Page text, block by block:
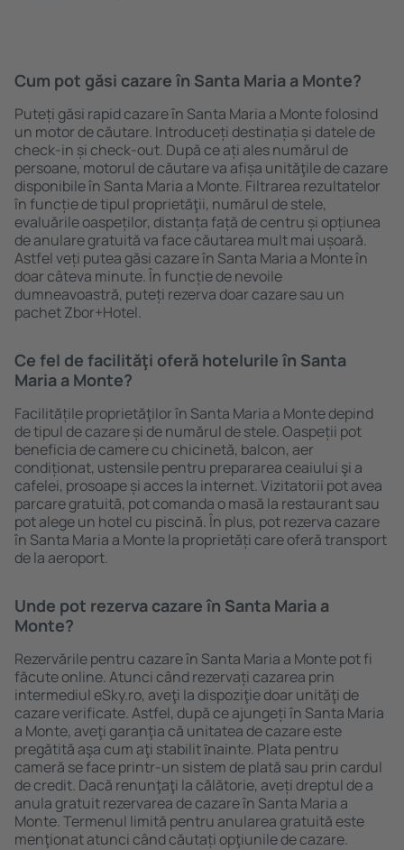
Cum pot găsi cazare în Santa Maria a Monte?
Puteți găsi rapid cazare în Santa Maria a Monte folosind
un motor de căutare. Introduceți destinația și datele de
check-in și check-out. După ce ați ales numărul de
persoane, motorul de căutare va afișa unităţile de cazare
disponibile în Santa Maria a Monte. Filtrarea rezultatelor
în funcție de tipul proprietăţii, numărul de stele,
evaluările oaspeților, distanța față de centru și opțiunea
de anulare gratuită va face căutarea mult mai ușoară.
Astfel veți putea găsi cazare în Santa Maria a Monte în
doar câteva minute. În funcție de nevoile
dumneavoastră, puteți rezerva doar cazare sau un
pachet Zbor+Hotel.
Ce fel de facilităţi oferă hotelurile în Santa
Maria a Monte?
Facilitățile proprietăţilor în Santa Maria a Monte depind
de tipul de cazare și de numărul de stele. Oaspeții pot
beneficia de camere cu chicinetă, balcon, aer
condiționat, ustensile pentru prepararea ceaiului şi a
cafelei, prosoape și acces la internet. Vizitatorii pot avea
parcare gratuită, pot comanda o masă la restaurant sau
pot alege un hotel cu piscină. În plus, pot rezerva cazare
în Santa Maria a Monte la proprietăți care oferă transport
de la aeroport.
Unde pot rezerva cazare în Santa Maria a
Monte?
Rezervările pentru cazare în Santa Maria a Monte pot fi
făcute online. Atunci când rezervați cazarea prin
intermediul eSky.ro, aveţi la dispoziţie doar unităţi de
cazare verificate. Astfel, după ce ajungeți în Santa Maria
a Monte, aveţi garanţia că unitatea de cazare este
pregătită aşa cum aţi stabilit ȋnainte. Plata pentru
cameră se face printr-un sistem de plată sau prin cardul
de credit. Dacă renunţaţi la călătorie, aveți dreptul de a
anula gratuit rezervarea de cazare în Santa Maria a
Monte. Termenul limită pentru anularea gratuită este
menţionat atunci când căutați opţiunile de cazare.